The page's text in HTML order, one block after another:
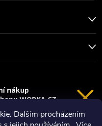
Dalším procházením
nákup
WORKA.CZ
nákup je Vaše.